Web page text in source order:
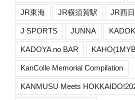
JR東海 JR横須賀駅 JR西
J SPORTS JUNNA
KADOYA no BAR
KanColle Memorial Compilation
KANMUSU Meets